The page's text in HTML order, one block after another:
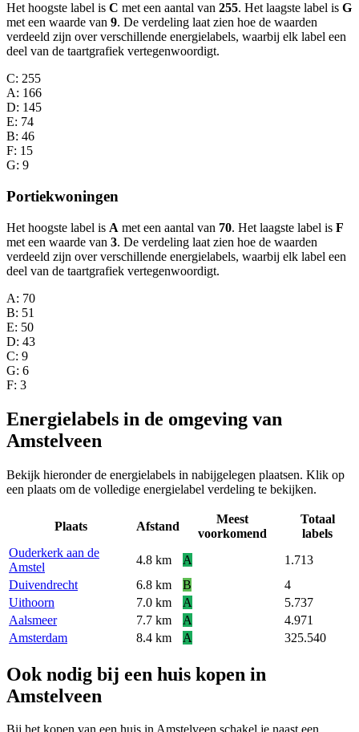
Het hoogste label is C met een aantal van 255. Het laagste label is G
met een waarde van 9. De verdeling laat zien hoe de waarden
verdeeld zijn over verschillende energielabels, waarbij elk label een
deel van de taartgrafiek vertegenwoordigt.
C: 255
A: 166
D: 145
E: 74
B: 46
F: 15
G: 9
Portiekwoningen
Het hoogste label is A met een aantal van 70. Het laagste label is F
met een waarde van 3. De verdeling laat zien hoe de waarden
verdeeld zijn over verschillende energielabels, waarbij elk label een
deel van de taartgrafiek vertegenwoordigt.
A: 70
B: 51
E: 50
D: 43
C: 9
G: 6
F: 3
Energielabels in de omgeving van
Amstelveen
Bekijk hieronder de energielabels in nabijgelegen plaatsen. Klik op
een plaats om de volledige energielabel verdeling te bekijken.
Plaats Afstand
Meest
voorkomend
Totaal
labels
Ouderkerk aan de
Amstel
4.8 km A
1.713
Duivendrecht
6.8 km B
4
Uithoorn
7.0 km A
5.737
Aalsmeer
7.7 km A
4.971
Amsterdam
8.4 km A 325.540
Ook nodig bij een huis kopen in
Amstelveen